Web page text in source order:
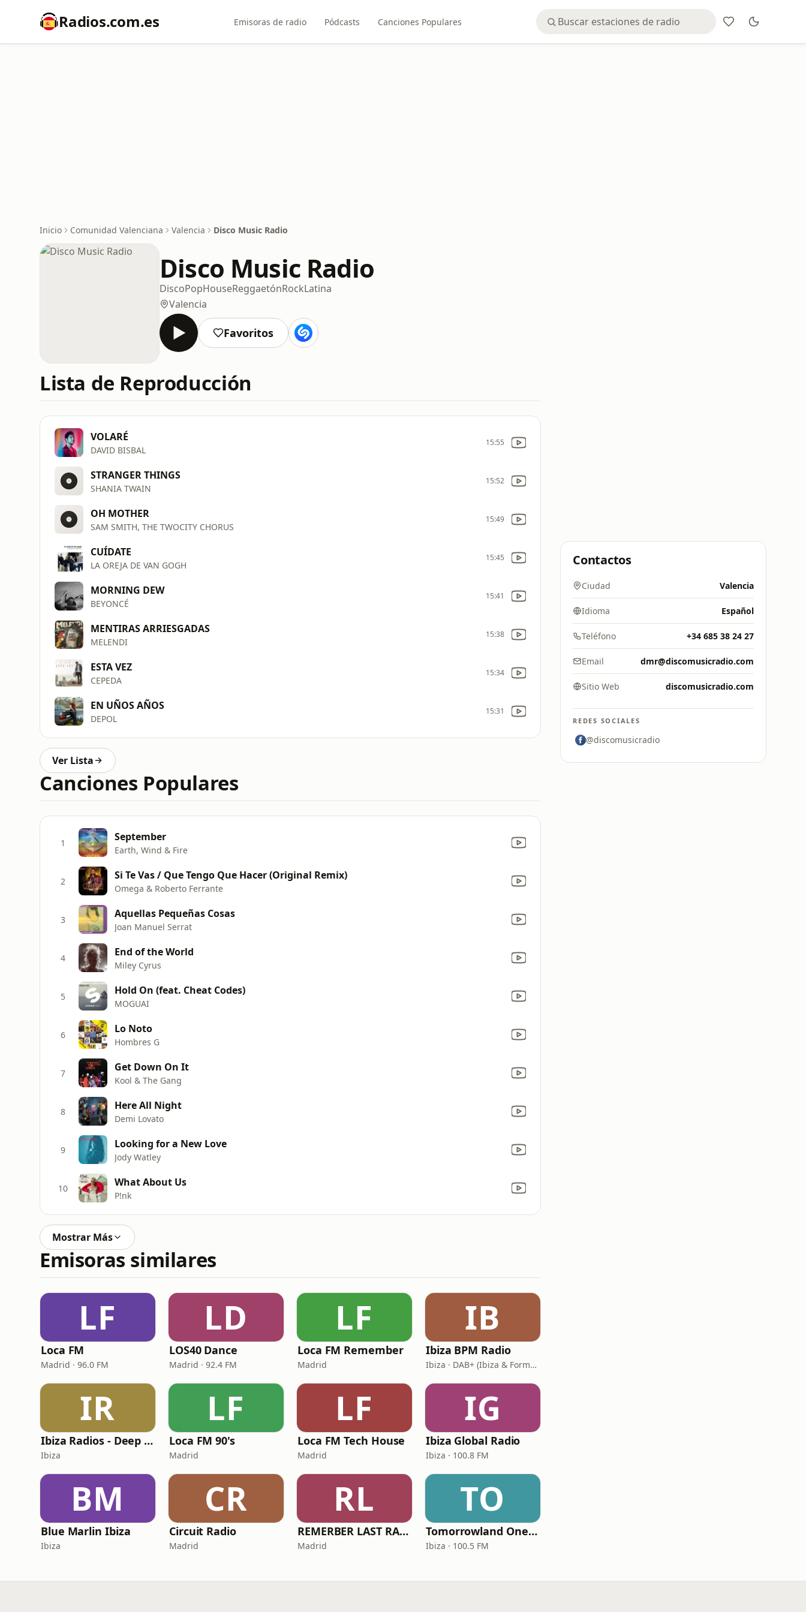
Radios.com.es Emisoras de radio Pódcasts Canciones Populares
Inicio Comunidad Valenciana Valencia Disco Music Radio
Disco Music Radio
DiscoPopHouseReggaetónRockLatina
Valencia
Favoritos
Lista de Reproducción
VOLARÉ
DAVID BISBAL
15:55
STRANGER THINGS
SHANIA TWAIN
15:52
OH MOTHER
SAM SMITH, THE TWOCITY CHORUS
15:49
CUÍDATE
LA OREJA DE VAN GOGH
15:45
MORNING DEW
BEYONCÉ
15:41
MENTIRAS ARRIESGADAS
MELENDI
15:38
ESTA VEZ
CEPEDA
15:34
EN UÑOS AÑOS
DEPOL
15:31
Ver Lista
Canciones Populares
1 September
Earth, Wind & Fire
2 Si Te Vas / Que Tengo Que Hacer (Original Remix)
Omega & Roberto Ferrante
3 Aquellas Pequeñas Cosas
Joan Manuel Serrat
4 End of the World
Miley Cyrus
5 Hold On (feat. Cheat Codes)
MOGUAI
6 Lo Noto
Hombres G
7 Get Down On It
Kool & The Gang
8 Here All Night
Demi Lovato
9 Looking for a New Love
Jody Watley
10 What About Us
P!nk
Mostrar Más
Emisoras similares
LF
Loca FM
Madrid · 96.0 FM
LD
LOS40 Dance
Madrid · 92.4 FM
LF
Loca FM Remember
Madrid
IB
Ibiza BPM Radio
Ibiza · DAB+ (Ibiza & Formentera, Madrid, Barcelona)
IR
Ibiza Radios - Deep House
Ibiza
LF
Loca FM 90's
Madrid
LF
Loca FM Tech House
Madrid
IG
Ibiza Global Radio
Ibiza · 100.8 FM
BM
Blue Marlin Ibiza
Ibiza
CR
Circuit Radio
Madrid
RL
REMERBER LAST RADIO
Madrid
TO
Tomorrowland One World Radio - Spain
Ibiza · 100.5 FM
Contactos
Ciudad Valencia
Idioma Español
Teléfono +34 685 38 24 27
Email dmr@discomusicradio.com
Sitio Web discomusicradio.com
REDES SOCIALES
@discomusicradio